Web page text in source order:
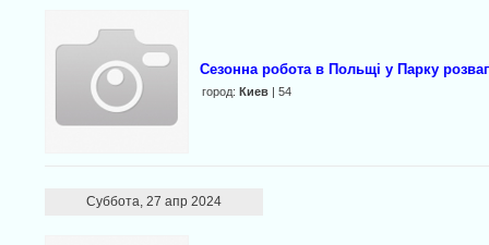
Сезонна робота в Польщі у Парку розваг
город: Киев| 54
Суббота, 27 апр 2024